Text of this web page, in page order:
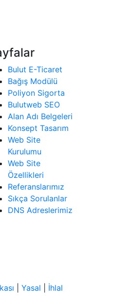
Bulut E-Ticaret
Bağış Modülü
Poliyon Sigorta
Bulutweb SEO
Alan Adı Belgeleri
Konsept Tasarım
Web Site
Kurulumu
Web Site
Özellikleri
Referanslarımız
Sıkça Sorulanlar
DNS Adreslerimiz
Yasal
İhlal